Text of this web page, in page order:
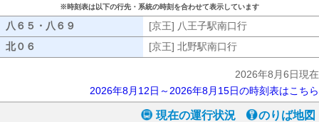
※時刻表は以下の行先・系統の時刻を合わせて表示しています
八６５・八６９ [京王] 八王子駅南口行
北０６
[京王] 北野駅南口行
2026年8月6日現在
2026年8月12日～2026年8月15日の時刻表はこちら
現在の運行状況 のりば地図